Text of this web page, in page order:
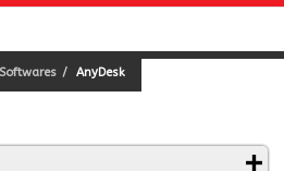
AnyDesk